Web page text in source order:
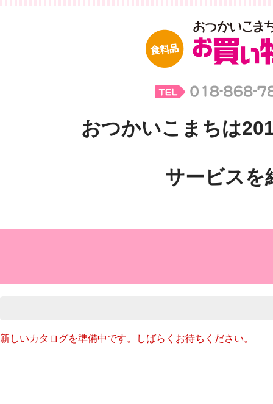
おつかいこまちは
サービスを
新しいカタログを準備中です。しばらくお待ちください。